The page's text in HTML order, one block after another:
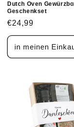
Dutch Oven
Geschenkset
Normaler
Preis
€24,99
in meinen